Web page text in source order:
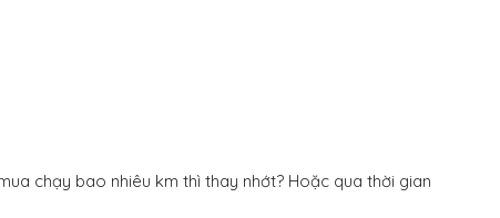
chạy bao nhiêu km thì thay nhớt? Hoặc qua thời gian